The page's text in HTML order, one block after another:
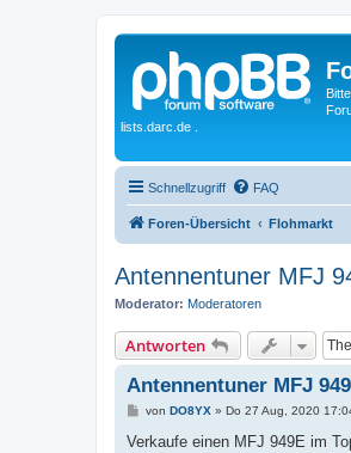
lists.darc.de .
Schnellzugriff FAQ
Foren-Übersicht Flohmarkt
Antennentuner MFJ
Moderator: Moderatoren
Antworten
Antennentuner MFJ
B
i
von DO8YX» Do 27 Aug, 2020
Verkaufe einen MFJ 949E im